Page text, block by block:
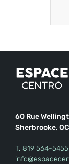
60 Rue
Sherbrooke,
T. 819 564-5455